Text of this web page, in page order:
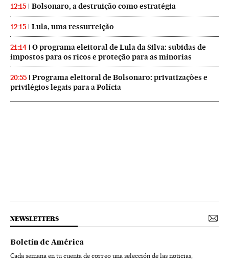
12:15 Bolsonaro, a destruição como estratégia
12:15 Lula, uma ressurreição
21:14
O programa eleitoral de Lula da Silva: subidas de
impostos para os ricos e proteção para as minorias
20:55
Programa eleitoral de Bolsonaro: privatizações e
privilégios legais para a Polícia
NEWSLETTERS
Boletín de América
Cada semana en tu cuenta de correo una selección de las noticias,